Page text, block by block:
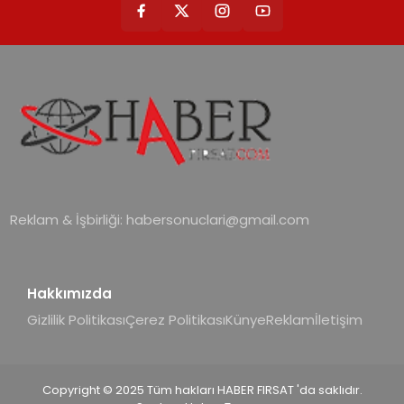
Reklam & İşbirliği: habersonuclari@gmail.com
Hakkımızda
Gizlilik PolitikasıÇerez PolitikasıKünyeReklamİletişim
Copyright © 2025 Tüm hakları HABER FIRSAT 'da saklıdır.